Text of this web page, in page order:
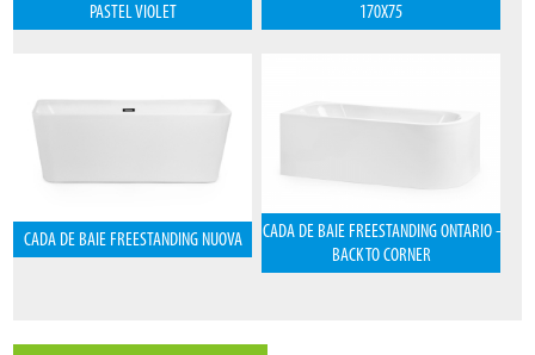
PASTEL VIOLET
170X75
CADA DE BAIE FREESTANDING NUOVA
CADA DE BAIE FREESTANDING ONTARIO -
BACK TO CORNER